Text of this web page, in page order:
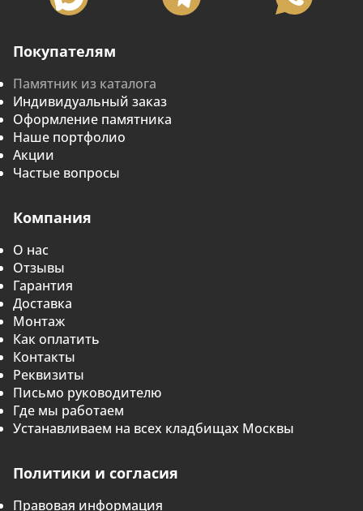
Покупателям
Памятник из каталога
Индивидуальный заказ
Оформление памятника
Наше портфолио
Акции
Частые вопросы
Компания
О нас
Отзывы
Гарантия
Доставка
Монтаж
Как оплатить
Контакты
Реквизиты
Письмо руководителю
Где мы работаем
Устанавливаем на всех кладбищах Москвы
Политики и согласия
Правовая информация